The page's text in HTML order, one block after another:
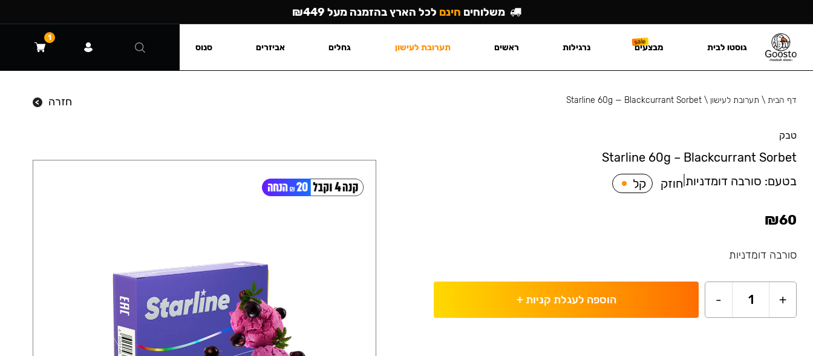
דף הבית\ תערובת לעישון \
Starline 60g — Blackcurrant Sorbet חזרה
טבק
Starline 60g – Blackcurrant Sorbet
בטעם: סורבה דומדניות חוזק קל
₪60
סורבה דומדניות
+
1
- הוספה לעגלת קניות+
משלוחים חינם לכל הארץ בהזמנה מעל ₪449
גוסטו לבית מבצעים נרגילות ראשים תערובת לעישון גחלים אביזרים סנוס
1